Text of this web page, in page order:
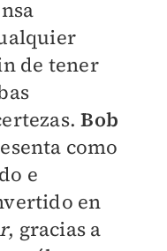
de tener
Bob
como
e
en
, gracias a